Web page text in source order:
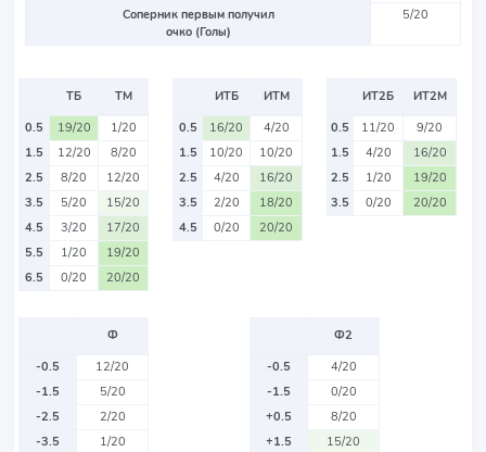
Соперник первым получил
очко (Голы)
5/20
ТБ
ТМ
0.5
19/20
1/20
1.5
12/20
8/20
2.5
8/20
12/20
3.5
5/20
15/20
4.5
3/20
17/20
5.5
1/20
19/20
6.5
0/20 20/20
ИТБ
ИТМ
0.5
16/20
4/20
1.5
10/20
10/20
2.5
4/20
16/20
3.5
2/20
18/20
4.5
0/20 20/20
ИТ2Б
ИТ2М
0.5
11/20
9/20
1.5
4/20
16/20
2.5
1/20
19/20
3.5
0/20 20/20
Ф
-0.5
12/20
-1.5
5/20
-2.5
2/20
-3.5
1/20
Ф2
-0.5
4/20
-1.5
0/20
+0.5
8/20
+1.5
15/20